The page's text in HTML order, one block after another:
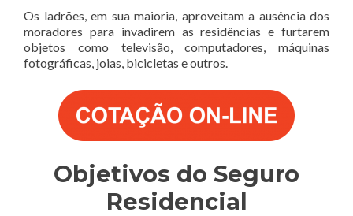
Os ladrões, em sua maioria, aproveitam a ausência dos
moradores para invadirem as residências e furtarem
objetos como televisão, computadores, máquinas
fotográficas, joias, bicicletas e outros.
Objetivos do Seguro
Residencial